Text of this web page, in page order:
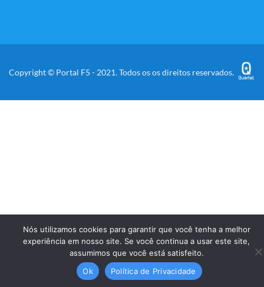
Copyright © Portal F5 - 2021. Todos os os direitos reservados.
Nós utilizamos cookies para garantir que você tenha a melhor
experiência em nosso site. Se você continua a usar este site,
assumimos que você está satisfeito.
Ok
Política de Privacidade